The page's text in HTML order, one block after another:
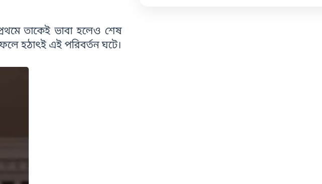
তাকেই ভাবা হলেও শেষ
ফলে হঠাৎই এই পরিবর্তন ঘটে।